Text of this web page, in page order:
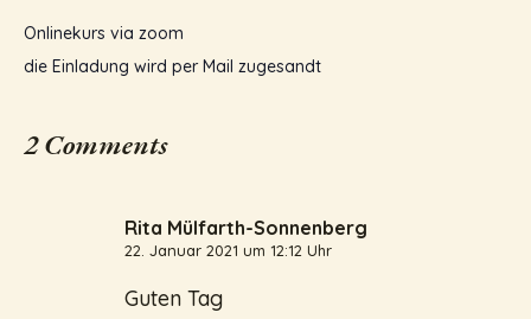
Onlinekurs via zoom
die Einladung wird per Mail zugesandt
2 Comments
Rita Mülfarth-Sonnenberg
22. Januar 2021 um 12:12 Uhr
Guten Tag